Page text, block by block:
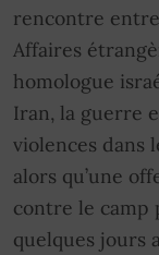
rencontre
Affaires
homologue
Iran, la guerre
violences dans
alors qu’une
contre le camp
quelques jours